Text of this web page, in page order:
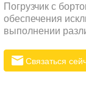
Погрузчик с
обеспечения
выполнении
Сочетая в себе
комфорт, RS07
Связаться